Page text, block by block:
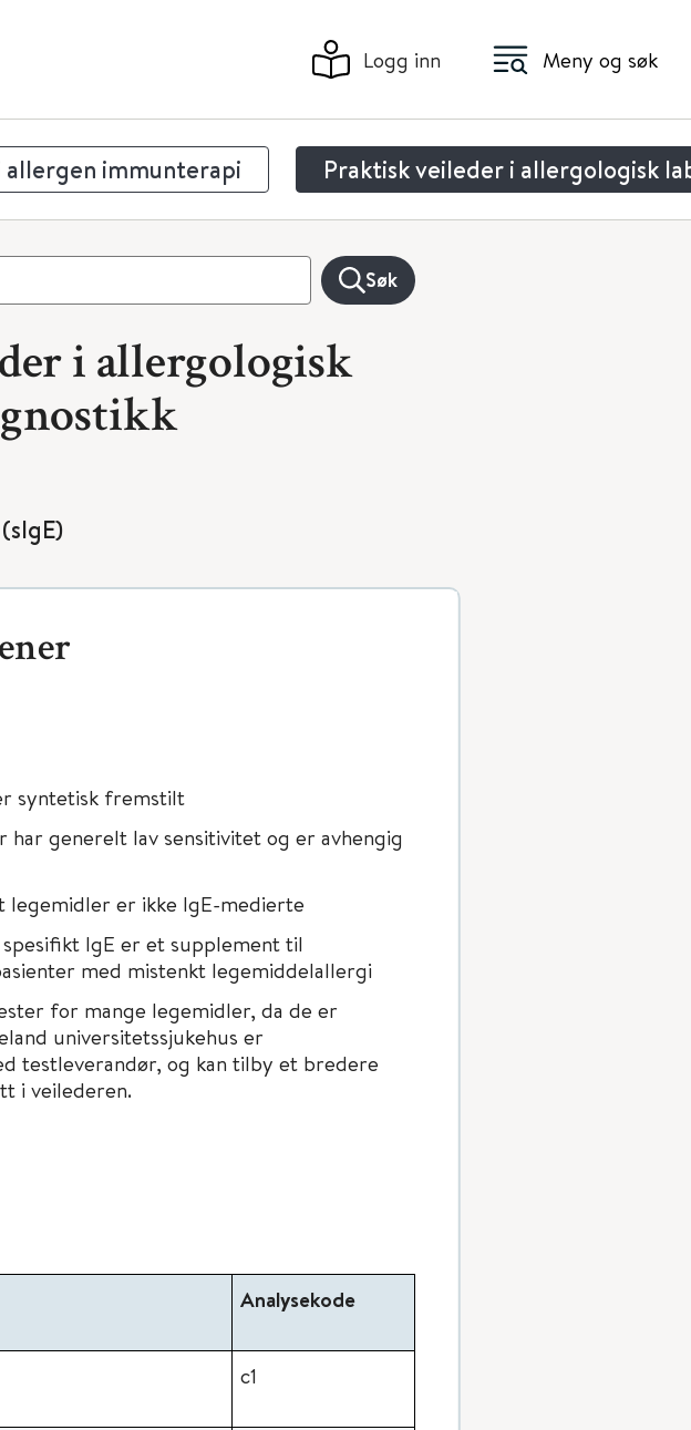
Logg inn Meny og søk
allergen immunterapi Praktisk veileder i allergologisk
Søk
i allergologisk
syntetisk fremstilt
har generelt lav sensitivitet og er avhengig
legemidler er ikke IgE-medierte
IgE er et supplement til
med mistenkt legemiddelallergi
for mange legemidler, da de er
universitetssjukehus er
testleverandør, og kan tilby et bredere
i veilederen.
Analysekode
c1